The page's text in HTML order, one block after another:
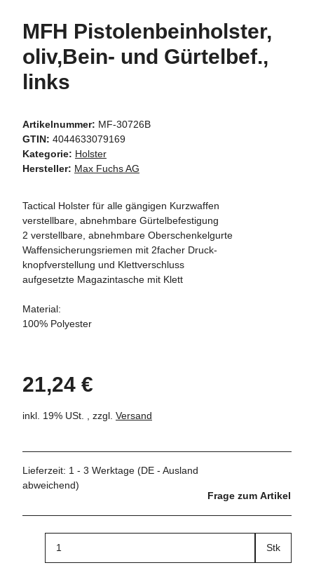
MFH Pistolenbeinholster,
oliv,Bein- und Gürtelbef.,
links
Artikelnummer: MF-30726B
GTIN: 4044633079169
Kategorie: Holster
Hersteller: Max Fuchs AG
Tactical Holster für alle gängigen Kurzwaffen
verstellbare, abnehmbare Gürtelbefestigung
2 verstellbare, abnehmbare Oberschenkelgurte
Waffensicherungsriemen mit 2facher Druck-
knopfverstellung und Klettverschluss
aufgesetzte Magazintasche mit Klett
Material:
100% Polyester
21,24 €
inkl. 19% USt. , zzgl. Versand
Lieferzeit: 1 - 3 Werktage (DE - Ausland
abweichend)
Frage zum Artikel
Stk